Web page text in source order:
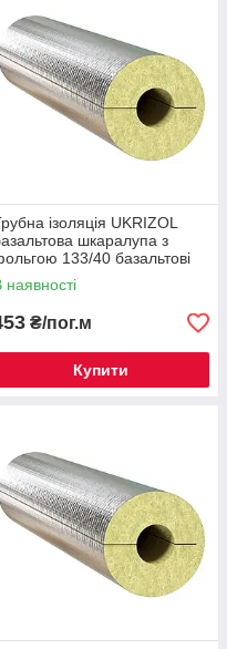
ізоляція UKRIZOL
шкаралупа з
133/40 базальтові
наявності
₴/пог.м
Купити